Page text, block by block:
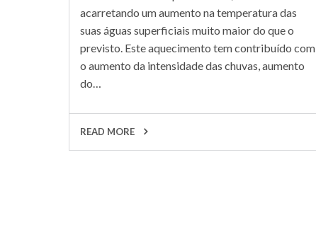
acarretando um aumento na temperatura das
suas águas superficiais muito maior do que o
previsto. Este aquecimento tem contribuído com
o aumento da intensidade das chuvas, aumento
do…
READ MORE